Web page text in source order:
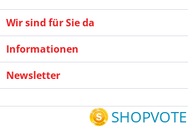
Wir sind für Sie da
Informationen
Newsletter